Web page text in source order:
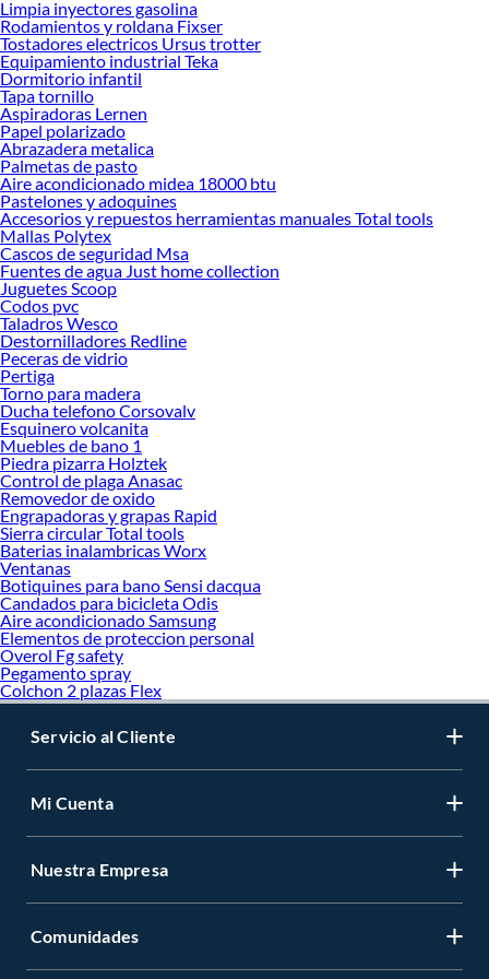
Desde remodelaciones hasta proyectos de decoración, estamos aquí para hacer
tus ideas realidad. ¡Visítanos y encuentra todo lo que tenemos para ofrecerte en
Pintura en Spray!
Explora la variedad de productos de Pintura en Spray en Sodimac
Herramientas, materiales y accesorios de calidad para tus proyectos y
renovación de espacios. ¡Visítanos y descubre todo lo que tenemos para
ofrecerte!
Encuentra una amplia variedad de productos de Pintura en Spray en Sodimac.
Encuentra todo lo necesario para tus proyectos de renovación y decoración.
¡Visítanos y haz tus ideas realidad!
Limpia inyectores gasolina
Rodamientos y roldana Fixser
Tostadores electricos Ursus trotter
Equipamiento industrial Teka
Dormitorio infantil
Tapa tornillo
Aspiradoras Lernen
Papel polarizado
Abrazadera metalica
Palmetas de pasto
Aire acondicionado midea 18000 btu
Pastelones y adoquines
Accesorios y repuestos herramientas manuales Total tools
Mallas Polytex
Cascos de seguridad Msa
Fuentes de agua Just home collection
Juguetes Scoop
Codos pvc
Taladros Wesco
Destornilladores Redline
Peceras de vidrio
Pertiga
Torno para madera
Ducha telefono Corsovalv
Esquinero volcanita
Muebles de bano 1
Piedra pizarra Holztek
Control de plaga Anasac
Removedor de oxido
Engrapadoras y grapas Rapid
Sierra circular Total tools
Baterias inalambricas Worx
Ventanas
Botiquines para bano Sensi dacqua
Candados para bicicleta Odis
Aire acondicionado Samsung
Elementos de proteccion personal
Overol Fg safety
Pegamento spray
Colchon 2 plazas Flex
Servicio al Cliente
Mi Cuenta
Nuestra Empresa
Comunidades